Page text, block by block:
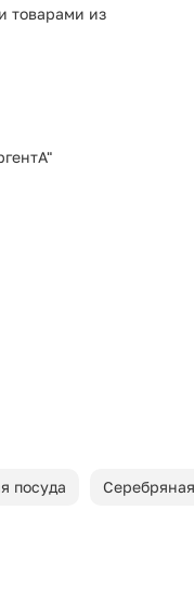
товарами из
посуда